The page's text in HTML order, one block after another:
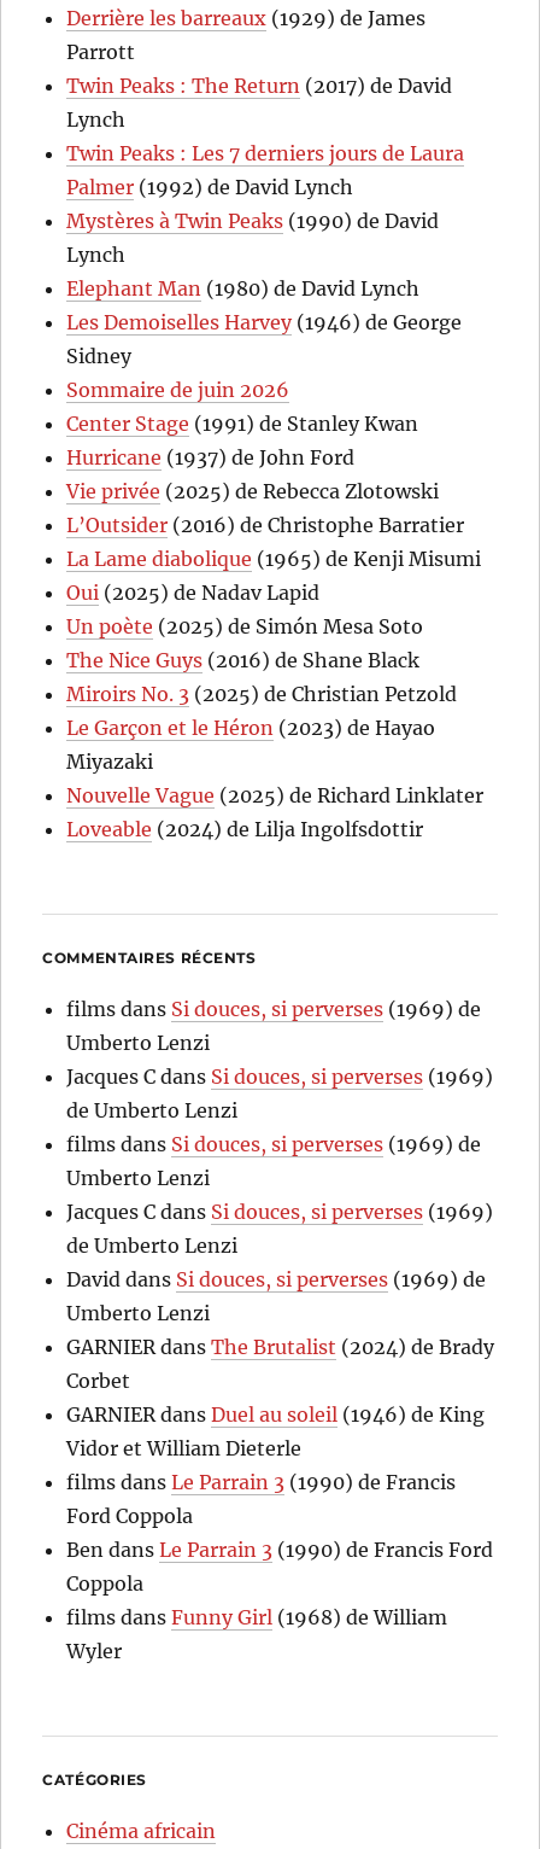
Derrière les barreaux (1929) de James
Parrott
Twin Peaks : The Return (2017) de David
Lynch
Twin Peaks : Les 7 derniers jours de Laura
Palmer (1992) de David Lynch
Mystères à Twin Peaks (1990) de David
Lynch
Elephant Man (1980) de David Lynch
Les Demoiselles Harvey(1946) de George
Sidney
Sommaire de juin 2026
Center Stage (1991) de Stanley Kwan
Hurricane (1937) de John Ford
Vie privée (2025) de Rebecca Zlotowski
L’Outsider (2016) de Christophe Barratier
La Lame diabolique (1965) de Kenji Misumi
Oui (2025) de Nadav Lapid
Un poète (2025) de Simón Mesa Soto
The Nice Guys (2016) de Shane Black
Miroirs No. 3 (2025) de Christian Petzold
Le Garçon et le Héron (2023) de Hayao
Miyazaki
Nouvelle Vague (2025) de Richard Linklater
Loveable (2024) de Lilja Ingolfsdottir
COMMENTAIRES RÉCENTS
films dans Si douces, si perverses (1969) de
Umberto Lenzi
Jacques C dans Si douces, si perverses (1969)
de Umberto Lenzi
films dans Si douces, si perverses (1969) de
Umberto Lenzi
Jacques C dans Si douces, si perverses (1969)
de Umberto Lenzi
David dans Si douces, si perverses (1969) de
Umberto Lenzi
GARNIERdansThe Brutalist (2024) de Brady
Corbet
GARNIERdansDuel au soleil (1946) de King
Vidor et William Dieterle
films dansLe Parrain 3 (1990) de Francis
Ford Coppola
Ben dansLe Parrain 3 (1990) de Francis Ford
Coppola
films dansFunny Girl (1968) de William
Wyler
CATÉGORIES
Cinéma africain